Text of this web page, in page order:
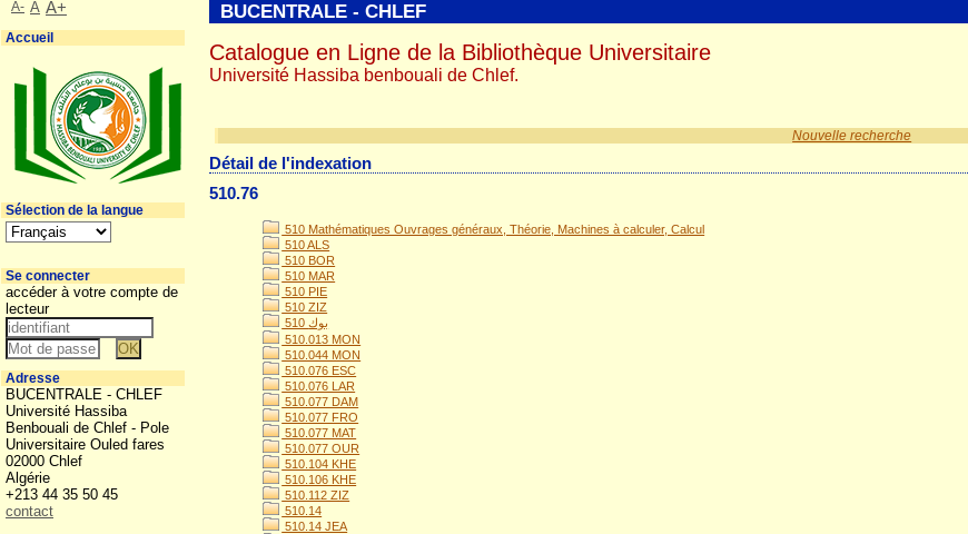
Nouvelle recherche
Détail de l'indexation
510.76
510 Mathématiques Ouvrages généraux, Théorie, Machines à calculer, Calcul
510 ALS
510 BOR
510 MAR
510 PIE
510 ZIZ
510 بوك
510.013 MON
510.044 MON
510.076 ESC
510.076 LAR
510.077 DAM
510.077 FRO
510.077 MAT
510.077 OUR
510.104 KHE
510.106 KHE
510.112 ZIZ
510.14
510.14 JEA
BUCENTRALE - CHLEF
Catalogue en Ligne de la Bibliothèque Universitaire
Université Hassiba benbouali de Chlef.
A- A A+
Accueil
Sélection de la langue
Se connecter
accéder à votre compte de
lecteur
Adresse
BUCENTRALE - CHLEF
Université Hassiba
Benbouali de Chlef - Pole
Universitaire Ouled fares
02000 Chlef
Algérie
+213 44 35 50 45
contact